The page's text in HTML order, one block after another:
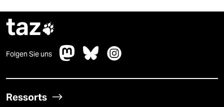
taz
Folgen Sie uns
Ressorts